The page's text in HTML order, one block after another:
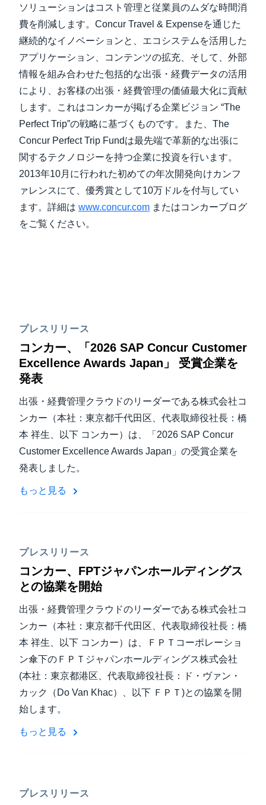
ソリューションはコスト管理と従業員のムダな時間消
費を削減します。Concur Travel & Expenseを通じた
継続的なイノベーションと、エコシステムを活用した
アプリケーション、コンテンツの拡充、そして、外部
情報を組み合わせた包括的な出張・経費データの活用
により、お客様の出張・経費管理の価値最大化に貢献
します。これはコンカーが掲げる企業ビジョン “The
Perfect Trip”の戦略に基づくものです。また、The
Concur Perfect Trip Fundは最先端で革新的な出張に
関するテクノロジーを持つ企業に投資を行います。
2013年10月に行われた初めての年次開発向けカンフ
ァレンスにて、優秀賞として10万ドルを付与してい
ます。詳細は www.concur.com またはコンカーブログ
をご覧ください。
プレスリリース
コンカー、「2026 SAP Concur Customer
Excellence Awards Japan」 受賞企業を
発表
出張・経費管理クラウドのリーダーである株式会社コ
ンカー（本社：東京都千代田区、代表取締役社長：橋
本 祥生、以下 コンカー）は、「2026 SAP Concur
Customer Excellence Awards Japan」の受賞企業を
発表しました。
もっと見る
プレスリリース
コンカー、FPTジャパンホールディングス
との協業を開始
出張・経費管理クラウドのリーダーである株式会社コ
ンカー（本社：東京都千代田区、代表取締役社長：橋
本 祥生、以下 コンカー）は、ＦＰＴコーポレーショ
ン傘下のＦＰＴジャパンホールディングス株式会社
(本社：東京都港区、代表取締役社長：ド・ヴァン・
カック（Do Van Khac）、以下 ＦＰＴ)との協業を開
始します。
もっと見る
プレスリリース